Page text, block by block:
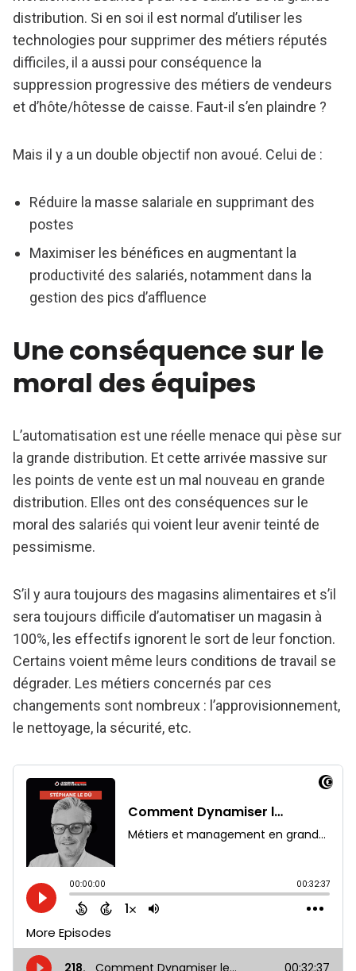
distribution. Si en soi il est normal d’utiliser les
technologies pour supprimer des métiers réputés
difficiles, il a aussi pour conséquence la
suppression progressive des métiers de vendeurs
et d’hôte/hôtesse de caisse. Faut-il s’en plaindre ?
Mais il y a un double objectif non avoué. Celui de :
Réduire la masse salariale en supprimant des
postes
Maximiser les bénéfices en augmentant la
productivité des salariés, notamment dans la
gestion des pics d’affluence
Une conséquence sur le
moral des équipes
L’automatisation est une réelle menace qui pèse sur
la grande distribution. Et cette arrivée massive sur
les points de vente est un mal nouveau en grande
distribution. Elles ont des conséquences sur le
moral des salariés qui voient leur avenir teinté de
pessimisme.
S’il y aura toujours des magasins alimentaires et s’il
sera toujours difficile d’automatiser un magasin à
100%, les effectifs ignorent le sort de leur fonction.
Certains voient même leurs conditions de travail se
dégrader. Les métiers concernés par ces
changements sont nombreux : l’approvisionnement,
le nettoyage, la sécurité, etc.